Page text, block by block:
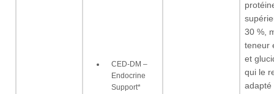
CED-DM –
Endocrine
Support*
30 %,
teneur
et
qui le
adapté